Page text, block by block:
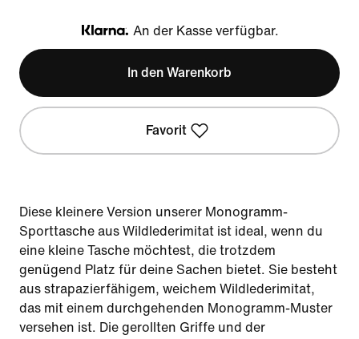
Klarna
An der Kasse verfügbar.
In den Warenkorb
Favorit
Diese kleinere Version unserer Monogramm-
Sporttasche aus Wildlederimitat ist ideal, wenn du
eine kleine Tasche möchtest, die trotzdem
genügend Platz für deine Sachen bietet. Sie besteht
aus strapazierfähigem, weichem Wildlederimitat,
das mit einem durchgehenden Monogramm-Muster
versehen ist. Die gerollten Griffe und der